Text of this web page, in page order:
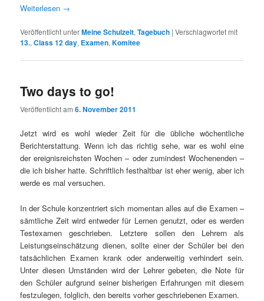
Weiterlesen →
Veröffentlicht unterMeine Schulzeit,Tagebuch |Verschlagwortet mit
13.,Class 12 day, Examen,Komitee
Two days to go!
Veröffentlicht am6. November 2011
Jetzt wird es wohl wieder Zeit für die übliche wöchentliche
Berichterstattung. Wenn ich das richtig sehe, war es wohl eine
der ereignisreichsten Wochen – oder zumindest Wochenenden –
die ich bisher hatte. Schriftlich festhaltbar ist eher wenig, aber ich
werde es mal versuchen.
In der Schule konzentriert sich momentan alles auf die Examen –
sämtliche Zeit wird entweder für Lernen genutzt, oder es werden
Testexamen geschrieben. Letztere sollen den Lehrern als
Leistungseinschätzung dienen, sollte einer der Schüler bei den
tatsächlichen Examen krank oder anderweitig verhindert sein.
Unter diesen Umständen wird der Lehrer gebeten, die Note für
den Schüler aufgrund seiner bisherigen Erfahrungen mit diesem
festzulegen, folglich, den bereits vorher geschriebenen Examen.